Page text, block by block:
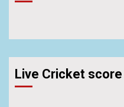
Live Cricket score